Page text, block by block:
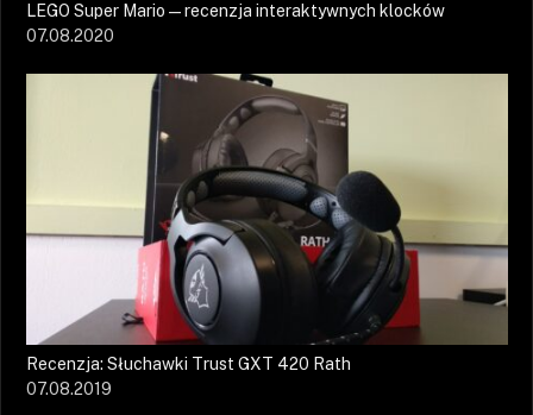
LEGO Super Mario — recenzja interaktywnych klocków
07.08.2020
Recenzja: Słuchawki Trust GXT 420 Rath
07.08.2019